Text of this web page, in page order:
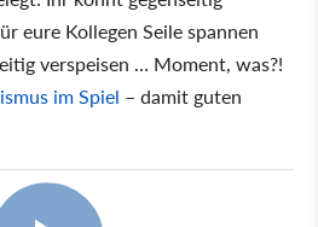
eure Kollegen Seile spannen
verspeisen … Moment, was?!
im Spiel – damit guten